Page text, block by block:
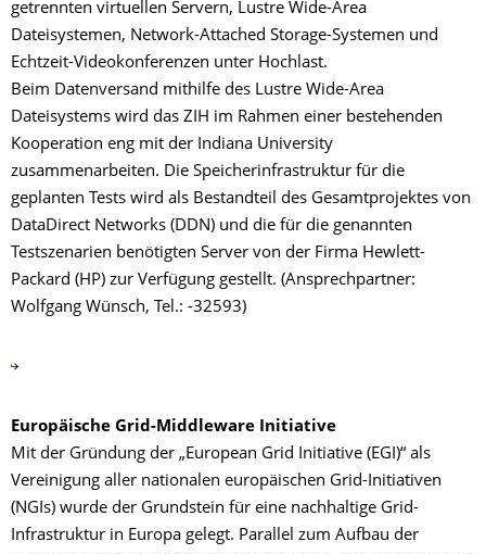
getrennten virtuellen Servern, Lustre Wide-Area
Dateisystemen, Network-Attached Storage-Systemen und
Echtzeit-Videokonferenzen unter Hochlast.
Beim Datenversand mithilfe des Lustre Wide-Area
Dateisystems wird das ZIH im Rahmen einer bestehenden
Kooperation eng mit der Indiana University
zusammenarbeiten. Die Speicherinfrastruktur für die
geplanten Tests wird als Bestandteil des Gesamtprojektes von
DataDirect Networks (DDN) und die für die genannten
Testszenarien benötigten Server von der Firma Hewlett-
Packard (HP) zur Verfügung gestellt. (Ansprechpartner:
Wolfgang Wünsch, Tel.: -32593)
Europäische Grid-Middleware Initiative
Mit der Gründung der „European Grid Initiative (EGI)“ als
Vereinigung aller nationalen europäischen Grid-Initiativen
(NGIs) wurde der Grundstein für eine nachhaltige Grid-
Infrastruktur in Europa gelegt. Parallel zum Aufbau der